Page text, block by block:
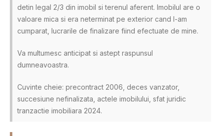
detin legal 2/3 din imobil si terenul aferent. Imobilul are o
valoare mica si era neterminat pe exterior cand l-am
cumparat, lucrarile de finalizare fiind efectuate de mine.
Va multumesc anticipat si astept raspunsul
dumneavoastra.
Cuvinte cheie: precontract 2006, deces vanzator,
succesiune nefinalizata, actele imobilului, sfat juridic
tranzactie imobiliara 2024.